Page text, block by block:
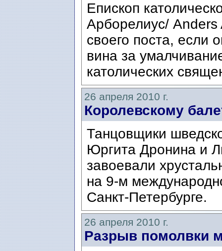
Епископ
Арборелиус/ Anders
своего поста, если
вина за
католических
26 апреля 2010 г.
Королевскому
Танцовщики
Юргита Дронина и
завоевали
на 9-м
Санкт-Петербурге.
26 апреля 2010 г.
Разрыв помолвки